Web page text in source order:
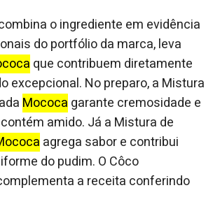
o ingrediente em evidência
do portfólio da marca, leva
que contribuem diretamente
excepcional. No preparo, a Mistura
Mococa garante cremosidade e
amido. Já a Mistura de
agrega sabor e contribui
do pudim. O Côco
a receita conferindo